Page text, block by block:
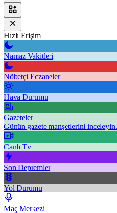
Hızlı Erişim
Namaz Vakitleri
Nöbetçi Eczaneler
Hava Durumu
Gazeteler
Günün gazete manşetlerini inceleyin.
Canlı Tv
Son Depremler
Yol Durumu
Maç Merkezi